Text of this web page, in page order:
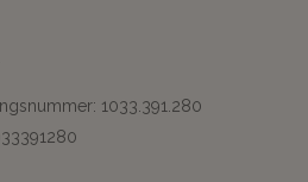
1033.391.280